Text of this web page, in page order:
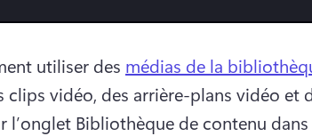
utiliser des médias de la
clips vidéo, des arrière-plans vidéo et
l’onglet Bibliothèque de contenu